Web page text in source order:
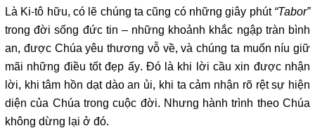
Là Ki-tô hữu, có lẽ chúng ta cũng có những giây phút“Tabor”
trong đời sống đức tin – những khoảnh khắc ngập tràn bình
an, được Chúa yêu thương vỗ về, và chúng ta muốn níu giữ
mãi những điều tốt đẹp ấy. Đó là khi lời cầu xin được nhận
lời, khi tâm hồn dạt dào an ủi, khi ta cảm nhận rõ rệt sự hiện
diện của Chúa trong cuộc đời. Nhưng hành trình theo Chúa
không dừng lại ở đó.